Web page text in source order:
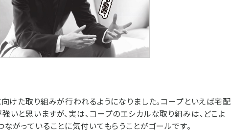
けた取り組みが行われるようになりました。コープといえば宅配
いと思いますが、実は、コープのエシカルな取り組みは、どこよ
ながっていることに気付いてもらうことがゴールです。